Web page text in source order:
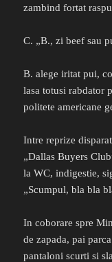
zambind fortat
C. „B., zi beef sau
B. alege iritat pui,
lasa totusi rabdator
politete americane
Intre reprize
„Dallas Buyers
la WC, indigestie,
„Scumpul, bla bla
In coborare spre
de zapada, pai
pantaloni scurti si